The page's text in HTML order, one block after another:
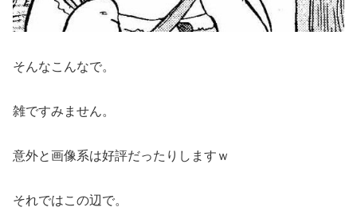
そんなこんなで。
雑ですみません。
意外と画像系は好評だったりしますｗ
それではこの辺で。